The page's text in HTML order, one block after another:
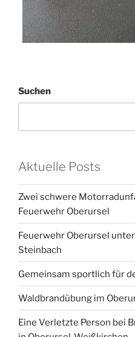
Suchen
Aktuelle Posts
Zwei schwere
Feuerwehr Oberursel
Feuerwehr Oberursel
Steinbach
Gemeinsam sportlich für
Waldbrandübung im
Eine Verletzte Person bei